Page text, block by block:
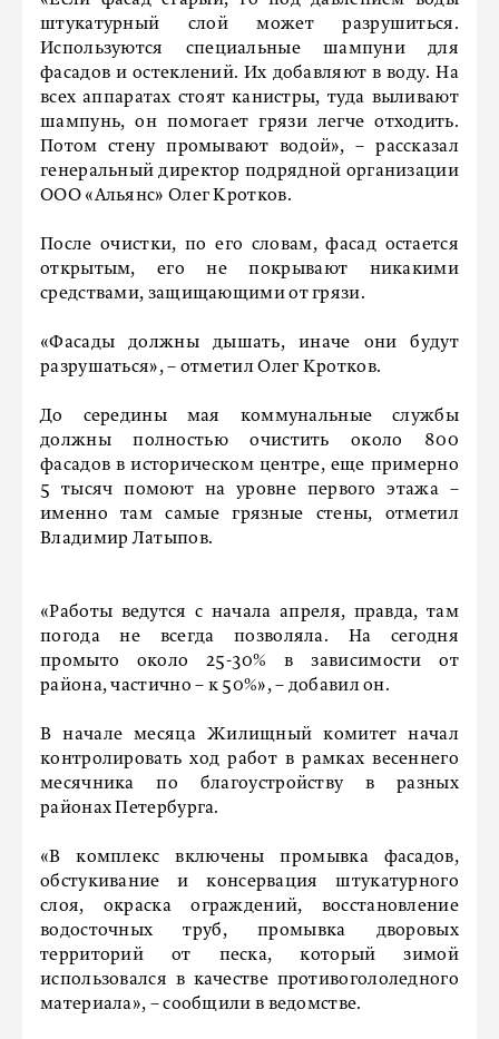
штукатурный слой может разрушиться.
Используются специальные шампуни для
фасадов и остеклений. Их добавляют в воду. На
всех аппаратах стоят канистры, туда выливают
шампунь, он помогает грязи легче отходить.
Потом стену промывают водой», – рассказал
генеральный директор подрядной организации
ООО «Альянс» Олег Кротков.
После очистки, по его словам, фасад остается
открытым, его не покрывают никакими
средствами, защищающими от грязи.
«Фасады должны дышать, иначе они будут
разрушаться», – отметил Олег Кротков.
До середины мая коммунальные службы
должны полностью очистить около 800
фасадов в историческом центре, еще примерно
5 тысяч помоют на уровне первого этажа –
именно там самые грязные стены, отметил
Владимир Латыпов.
«Работы ведутся с начала апреля, правда, там
погода не всегда позволяла. На сегодня
промыто около 25-30% в зависимости от
района, частично – к 50%», – добавил он.
В начале месяца Жилищный комитет начал
контролировать ход работ в рамках весеннего
месячника по благоустройству в разных
районах Петербурга.
«В комплекс включены промывка фасадов,
обстукивание и консервация штукатурного
слоя, окраска ограждений, восстановление
водосточных труб, промывка дворовых
территорий от песка, который зимой
использовался в качестве противогололедного
материала», – сообщили в ведомстве.